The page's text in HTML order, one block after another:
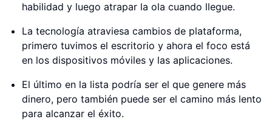
habilidad y luego atrapar la ola cuando llegue.
La tecnología atraviesa cambios de plataforma,
primero tuvimos el escritorio y ahora el foco está
en los dispositivos móviles y las aplicaciones.
El último en la lista podría ser el que genere más
dinero, pero también puede ser el camino más lento
para alcanzar el éxito.